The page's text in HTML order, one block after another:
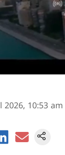
2026, 10:53 am